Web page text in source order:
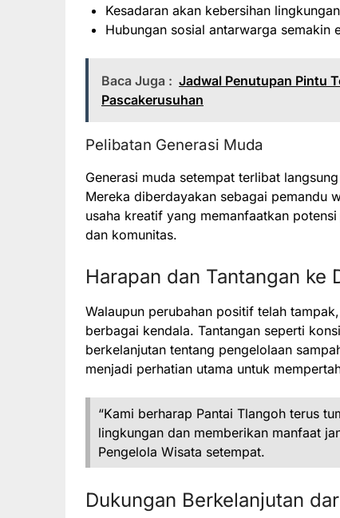
Kesadaran akan kebersihan
Hubungan sosial antarwarga semakin
Baca Juga : Jadwal Penutupan Pintu
Pascakerusuhan
Pelibatan Generasi Muda
Generasi muda setempat terlibat
Mereka diberdayakan sebagai pemandu
usaha kreatif yang memanfaatkan
dan komunitas.
Harapan dan Tantangan ke
Walaupun perubahan positif telah
berbagai kendala. Tantangan seperti
berkelanjutan tentang pengelolaan
menjadi perhatian utama untuk
“Kami berharap Pantai Tlangoh terus
lingkungan dan memberikan manfaat
Pengelola Wisata setempat.
Dukungan Berkelanjutan